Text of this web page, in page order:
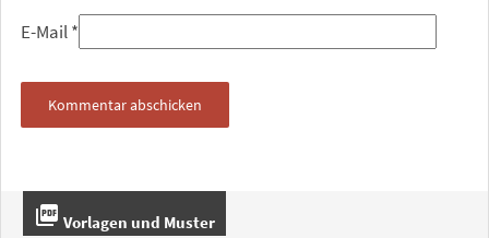
E-Mail*
picture_as_pdf Vorlagen und Muster